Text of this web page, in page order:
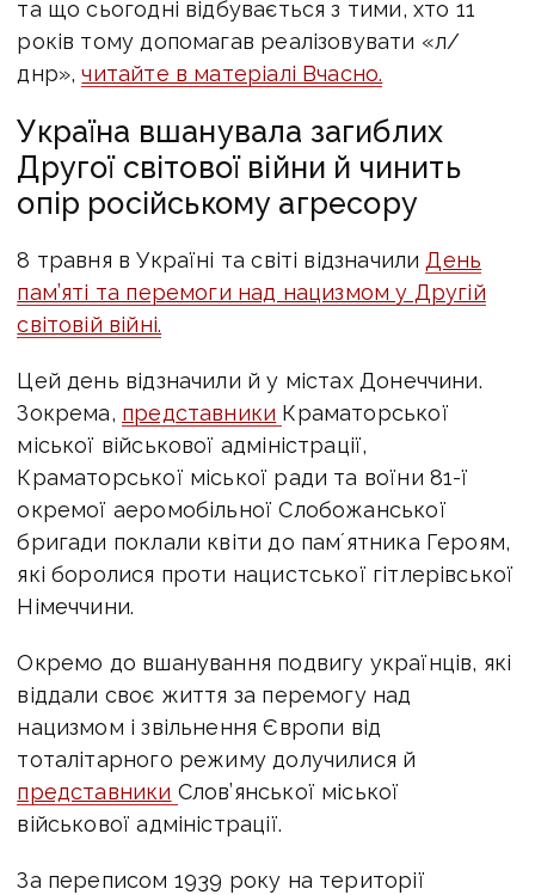
та що сьогодні відбувається з тими, хто 11
років тому допомагав реалізовувати «л/
днр»,читайте в матеріалі Вчасно.
Україна вшанувала загиблих
Другої світової війни й чинить
опір російському агресору
8 травня в Україні та світі відзначили День
пам’яті та перемоги над нацизмом у Другій
світовій війні.
Цей день відзначили й у містах Донеччини.
Зокрема, представники Краматорської
міської військової адміністрації,
Краматорської міської ради та воїни 81-ї
окремої аеромобільної Слобожанської
бригади поклали квіти до памʼятника Героям,
які боролися проти нацистської гітлерівської
Німеччини.
Окремо до вшанування подвигу українців, які
віддали своє життя за перемогу над
нацизмом і звільнення Європи від
тоталітарного режиму долучилися й
представники Слов’янської міської
військової адміністрації.
За переписом 1939 року на території